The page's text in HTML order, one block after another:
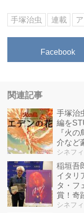
手塚治虫 連載
Facebook
関連記事
手塚治
編を
『火
介など
シネフ
稲垣吾
イタリ
タ・フ
賞！奇
シネフ